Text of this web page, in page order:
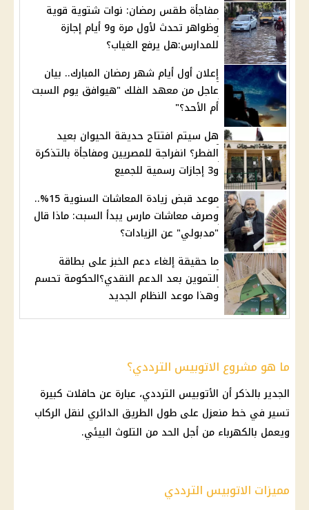
مفاجأة طقس رمضان: نوات شتوية قوية
وظواهر تحدث لأول مرة و9 أيام إجازة
للمدارس:هل يرفع الغياب؟
إعلان أول أيام شهر رمضان المبارك.. بيان
عاجل من معهد الفلك "هيوافق يوم السبت
أم الأحد؟"
هل سيتم افتتاح حديقة الحيوان بعيد
الفطر؟ انفراجة للمصريين ومفاجأة بالتذكرة
و3 إجازات رسمية للجميع
موعد قبض زيادة المعاشات السنوية 15%..
وصرف معاشات مارس يبدأ السبت: ماذا قال
"مدبولي" عن الزيادات؟
ما حقيقة إلغاء دعم الخبز على بطاقة
التموين بعد الدعم النقدي؟الحكومة تحسم
وهذا موعد النظام الجديد
ما هو مشروع الاتوبيس الترددي؟
الجدير بالذكر أن الأتوبيس الترددي، عبارة عن حافلات كبيرة
تسير في خط منعزل على طول الطريق الدائري لنقل الركاب
ويعمل بالكهرباء من أجل الحد من التلوث البيئي.
مميزات الاتوبيس الترددي